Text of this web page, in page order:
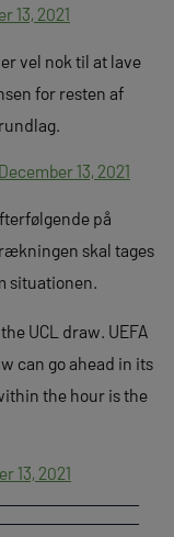
13, 2021
vel nok til at lave
for resten af
December 13, 2021
på
skal tages
situationen.
UCL draw. UEFA
can go ahead in its
the hour is the
13, 2021